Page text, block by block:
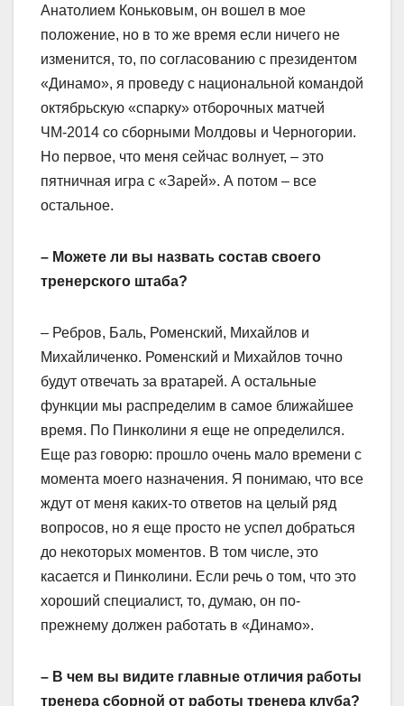
Анатолием Коньковым, он вошел в мое
положение, но в то же время если ничего не
изменится, то, по согласованию с президентом
«Динамо», я проведу с национальной командой
октябрьскую «спарку» отборочных матчей
ЧМ-2014 со сборными Молдовы и Черногории.
Но первое, что меня сейчас волнует, – это
пятничная игра с «Зарей». А потом – все
остальное.
– Можете ли вы назвать состав своего
тренерского штаба?
– Ребров, Баль, Роменский, Михайлов и
Михайличенко. Роменский и Михайлов точно
будут отвечать за вратарей. А остальные
функции мы распределим в самое ближайшее
время. По Пинколини я еще не определился.
Еще раз говорю: прошло очень мало времени с
момента моего назначения. Я понимаю, что все
ждут от меня каких-то ответов на целый ряд
вопросов, но я еще просто не успел добраться
до некоторых моментов. В том числе, это
касается и Пинколини. Если речь о том, что это
хороший специалист, то, думаю, он по-
прежнему должен работать в «Динамо».
– В чем вы видите главные отличия работы
тренера сборной от работы тренера клуба?